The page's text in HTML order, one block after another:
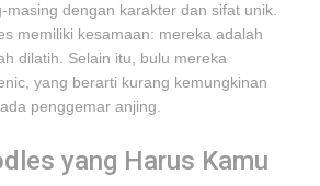
dengan karakter dan sifat unik.
memiliki kesamaan: mereka adalah
dilatih. Selain itu, bulu mereka
yang berarti kurang kemungkinan
penggemar anjing.
yang Harus Kamu